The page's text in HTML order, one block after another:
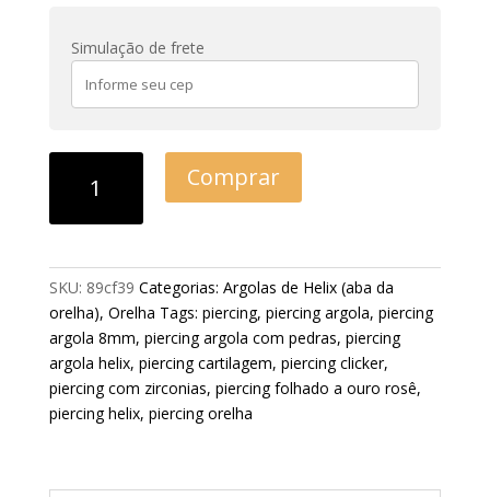
Simulação de frete
Comprar
SKU: 89cf39 Categorias: Argolas de Helix (aba da
orelha), Orelha Tags: piercing, piercing argola, piercing
argola 8mm, piercing argola com pedras, piercing
argola helix, piercing cartilagem, piercing clicker,
piercing com zirconias, piercing folhado a ouro rosê,
piercing helix, piercing orelha